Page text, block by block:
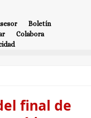
Boletín
Colabora
final de